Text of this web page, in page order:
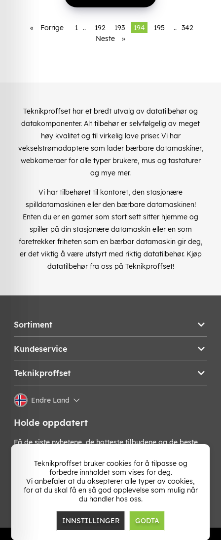
« Forrige 1 .. 192 193 194 195 .. 342
Neste
»
Teknikproffset har et bredt utvalg av datatilbehør og
datakomponenter. Alt tilbehør er selvfølgelig av meget
høy kvalitet og til virkelig lave priser. Vi har
vekselstrømadaptere som lader bærbare datamaskiner,
webkameraer for alle typer brukere, mus og tastaturer
og mye mer.
Vi har tilbehøret til kontoret, den stasjonære
spilldatamaskinen eller den bærbare datamaskinen!
Enten du er en gamer som stort sett sitter hjemme og
spiller på din stasjonære datamaskin eller en som
foretrekker friheten som en bærbar datamaskin gir deg,
er det viktig å være utstyrt med riktig datatilbehør. Kjøp
datatilbehør fra oss på Teknikproffset!
Sortiment
Kundeservice
Teknikproffset
Endre Land
Holde oppdatert
Få de siste nyhetene, de hotteste tilbudene og de beste
nyhetsbrev!
OK
Teknikproffset bruker cookies for å tilpasse og
forbedre innholdet som vises for deg.
Vi anbefaler at du aksepterer alle typer av cookies,
for at du skal få en så god opplevelse som mulig når
du handler hos oss.
INNSTILLINGER GODTA